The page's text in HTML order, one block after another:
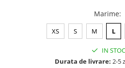
Halate medicale polar - unisex
Sorturi restaurante
Marime:
XS S M L
IN STOC
Durata de livrare: 2-5